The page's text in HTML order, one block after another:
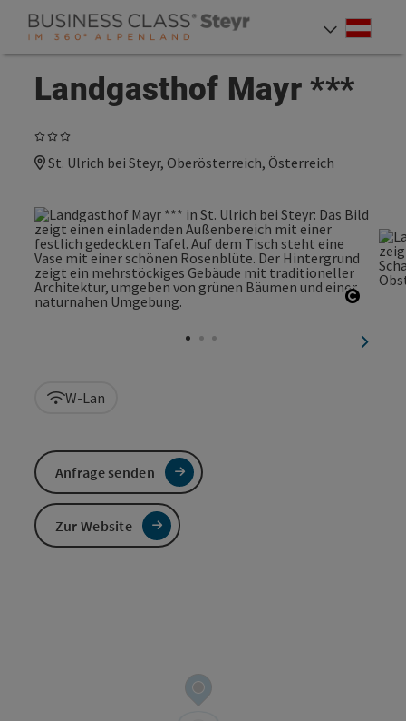
Zum InhaltAccesskey
[0]
Zur NavigationAccesskey
[1]
Zum Seitenanfang Accesskey
[2]
Landgasthof Mayr ***
St. Ulrich bei Steyr, Oberösterreich, Österreich
W-Lan
Anfrage senden
Zur Website